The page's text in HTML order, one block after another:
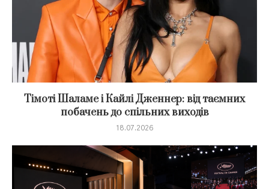
Тімоті Шаламе і Кайлі Дженнер: від таємних
побачень до спільних виходів
18.07.2026